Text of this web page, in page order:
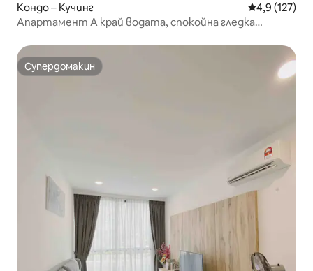
Кондо – Кучинг Средна
4,9 (127)
Апартамент А край водата, спокойна гледка
Супердомакин
Супердомакин